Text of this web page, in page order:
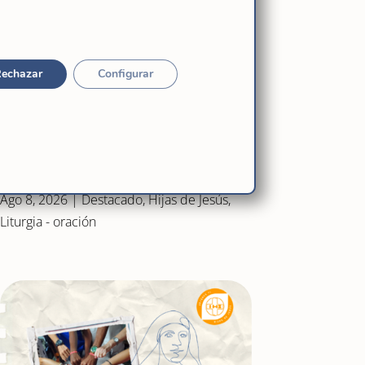
Ago 8, 2026|Destacado,Hijas de Jesús,
Liturgia - oración
Configurar